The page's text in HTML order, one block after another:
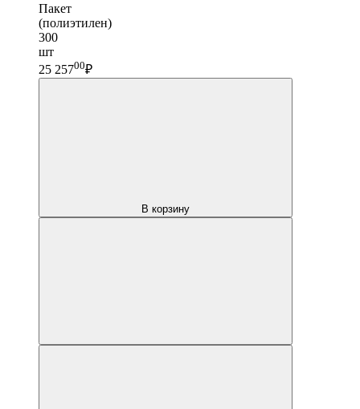
Пакет
(полиэтилен)
300
шт
25 25700₽
В корзину